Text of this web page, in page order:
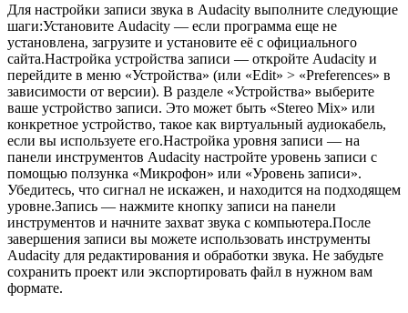
Для настройки записи звука в Audacity выполните следующие
шаги:Установите Audacity — если программа еще не
установлена, загрузите и установите её с официального
сайта.Настройка устройства записи — откройте Audacity и
перейдите в меню «Устройства» (или «Edit» > «Preferences» в
зависимости от версии). В разделе «Устройства» выберите
ваше устройство записи. Это может быть «Stereo Mix» или
конкретное устройство, такое как виртуальный аудиокабель,
если вы используете его.Настройка уровня записи — на
панели инструментов Audacity настройте уровень записи с
помощью ползунка «Микрофон» или «Уровень записи».
Убедитесь, что сигнал не искажен, и находится на подходящем
уровне.Запись — нажмите кнопку записи на панели
инструментов и начните захват звука с компьютера.После
завершения записи вы можете использовать инструменты
Audacity для редактирования и обработки звука. Не забудьте
сохранить проект или экспортировать файл в нужном вам
формате.